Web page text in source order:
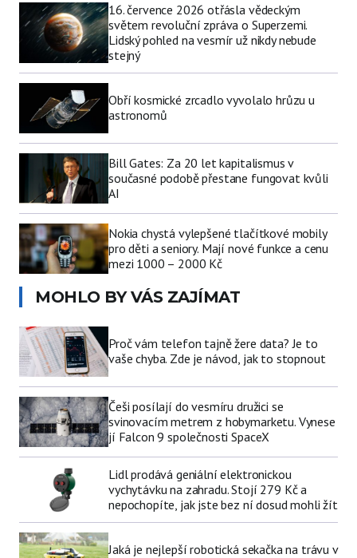
16. července 2026 otřásla vědeckým
světem revoluční zpráva o Superzemi.
Lidský pohled na vesmír už nikdy nebude
stejný
Obří kosmické zrcadlo vyvolalo hrůzu u
astronomů
Bill Gates: Za 20 let kapitalismus v
současné podobě přestane fungovat kvůli
AI
Nokia chystá vylepšené tlačítkové mobily
pro děti a seniory. Mají nové funkce a cenu
mezi 1000 – 2000 Kč
MOHLO BY VÁS ZAJÍMAT
Proč vám telefon tajně žere data? Je to
vaše chyba. Zde je návod, jak to stopnout
Češi posílají do vesmíru družici se
svinovacím metrem z hobymarketu. Vynese
jí Falcon 9 společnosti SpaceX
Lidl prodává geniální elektronickou
vychytávku na zahradu. Stojí 279 Kč a
nepochopíte, jak jste bez ní dosud mohli žít
Jaká je nejlepší robotická sekačka na trávu v